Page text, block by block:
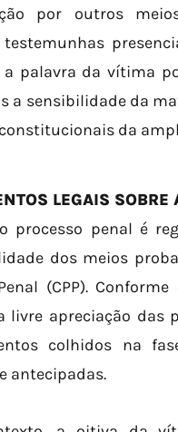
por outros
a palavra da vítima
a sensibilidade da
da
LEGAIS SOBRE
processo penal é
dos meios
(CPP).
livre apreciação das
colhidos na
antecipadas.